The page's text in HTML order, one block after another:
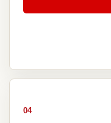
04